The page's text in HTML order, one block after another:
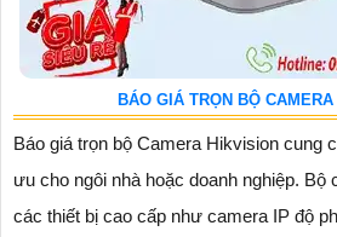
BÁO GIÁ TRỌN BỘ
Báo giá trọn bộ Camera Hikvision cung
ưu cho ngôi nhà hoặc doanh nghiệp. Bộ
các thiết bị cao cấp như camera IP độ